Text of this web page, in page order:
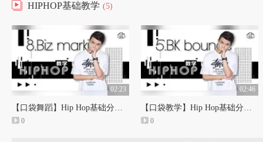
HIPHOP基础教学 (5)
02:23
【口袋舞蹈】Hip Hop基础分解教学第八期
0
02:46
【口袋教学】Hip Hop基础分解教学第五期
0